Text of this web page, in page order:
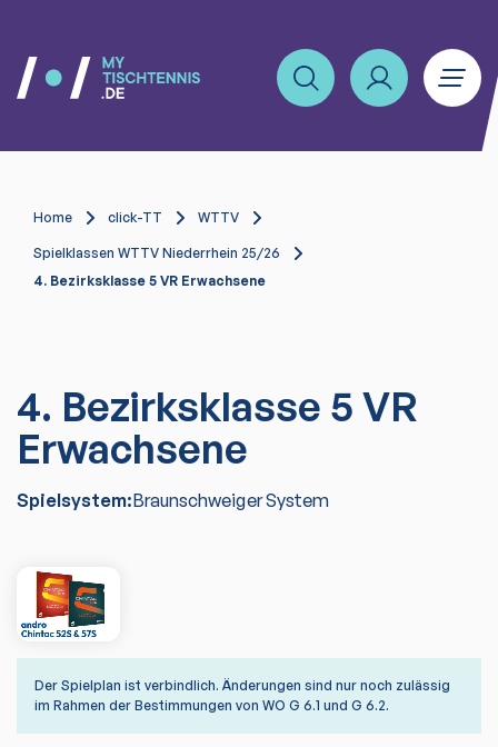
Home click-TT WTTV
Spielklassen WTTV Niederrhein 25/26
4. Bezirksklasse 5 VR Erwachsene
4. Bezirksklasse 5 VR
Erwachsene
Spielsystem:Braunschweiger System
Der Spielplan ist verbindlich. Änderungen sind nur noch zulässig
im Rahmen der Bestimmungen von WO G 6.1 und G 6.2.